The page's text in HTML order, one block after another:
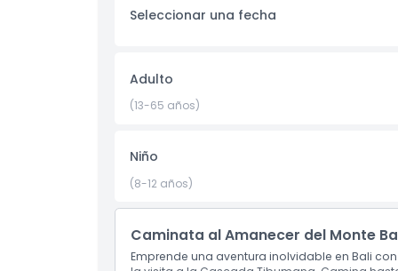
Inclusiones
Política para Niños y Adultos
Hora de Recogida / Hora de Entrega
No Adecuado Para
Seleccionar una fecha
Adulto
(13-65 años)
Niño
(8-12 años)
Caminata al Amanecer del Monte
Emprende una aventura inolvidable en Bali